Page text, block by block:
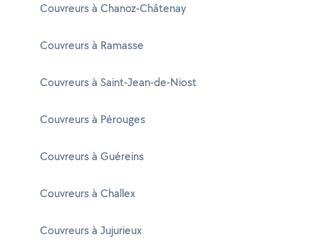
Couvreurs à Chanoz-Châtenay
Couvreurs à Ramasse
Couvreurs à Saint-Jean-de-Niost
Couvreurs à Pérouges
Couvreurs à Guéreins
Couvreurs à Challex
Couvreurs à Jujurieux